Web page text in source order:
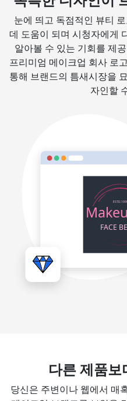
눈에 띄고 독점적인 뷰티
데 도움이 되며 시청자에게
알아볼 수 있는 기회를 제
프리미엄 메이크업 회사 로
통해 브랜드의 틈새시장을
자인할
다른 제품보
당신은 주변이나 웹에서 매